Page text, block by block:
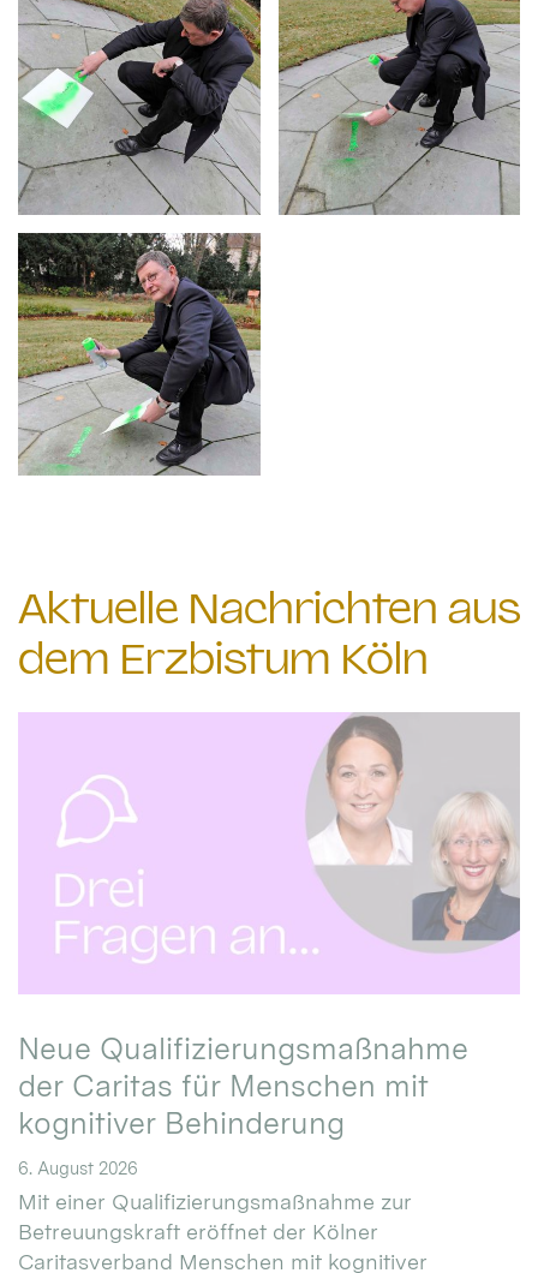
Aktuelle Nachrichten aus
dem Erzbistum Köln
Neue Qualifizierungsmaßnahme
der Caritas für Menschen mit
kognitiver Behinderung
6. August 2026
Mit einer Qualifizierungsmaßnahme zur
Betreuungskraft eröffnet der Kölner
Caritasverband Menschen mit kognitiver